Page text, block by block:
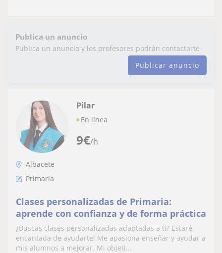
Publica un anuncio
Publica un anuncio y los profesores podrán contactarte
Publicar anuncio
9€/h
Pilar
En línea
Albacete
Primaria
Clases personalizadas de Primaria:
aprende con confianza y de forma práctica
¿Buscas clases personalizadas adaptadas a ti? Estaré
encantada de ayudarte! Me apasiona enseñar y ayudar a
mis alumnos a mejorar. Mi objeti...